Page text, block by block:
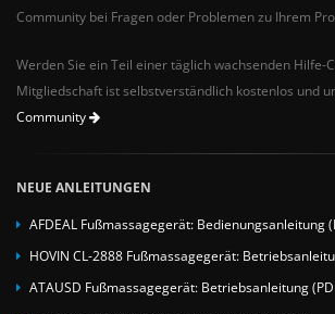
Community bei Fragen oder Problemen zu Ihrem
Werden Sie ein Teil einer täglich wachsenden Hilfe-
Mitgliedschaft ist selbstverständlich kostenlos und
Community
NEUE ANLEITUNGEN
AFDEAL Fußmassagegerät: Bedienungsanleitung
HOVIN CL-2888 Fußmassagegerät:
ATAUSD Fußmassagegerät: Betriebsanleitung